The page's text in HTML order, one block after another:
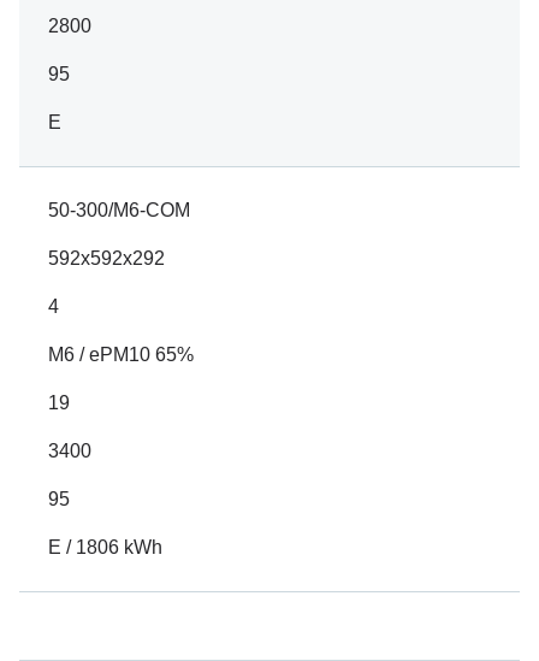
2800
95
E
50-300/M6-COM
592x592x292
4
M6 / ePM10 65%
19
3400
95
E / 1806 kWh